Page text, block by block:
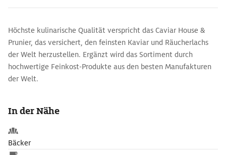
Höchste kulinarische Qualität verspricht das Caviar House &
Prunier, das versichert, den feinsten Kaviar und Räucherlachs
der Welt herzustellen. Ergänzt wird das Sortiment durch
hochwertige Feinkost-Produkte aus den besten Manufakturen
der Welt.
In der Nähe
Bäcker